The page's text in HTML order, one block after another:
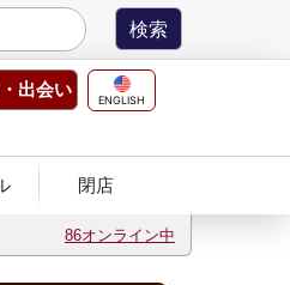
ENGLISH
・出会い
閉店
86オンライン中